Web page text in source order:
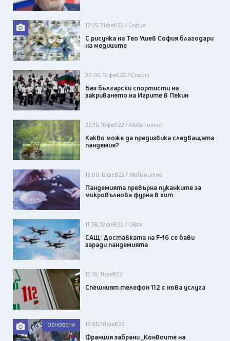
13:25, 21 фев 22 / София
С рисунка на Тео Ушев София благодари
на медиците
20:00, 19 фев 22 / Спорт
Без български спортисти на
закриването на Игрите в Пекин
20:15, 16 фев 22 / Любопитно
Какво може да предизвика следващата
пандемия?
16:00, 12 фев 22 / Любопитно
Пандемията превърна пуканките за
микровълнова фурна в хит
11:38, 12 фев 22 / Свят
САЩ: Доставката на F-16 се бави
заради пандемията
12:18, 11 фев 22
Спешният телефон 112 с нова услуга
ОБНОВЕНА 15:05, 10 фев 22
Франция забрани „Конвоите на